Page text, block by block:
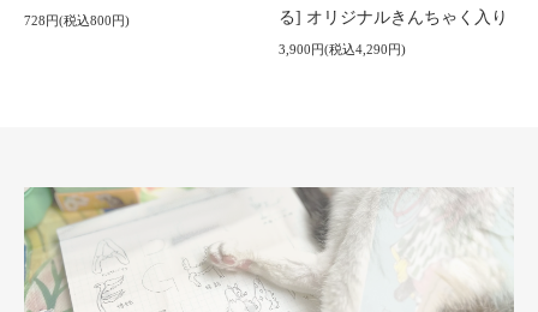
728円(税込800円)
る] オリジナルきんちゃく入り
3,900円(税込4,290円)